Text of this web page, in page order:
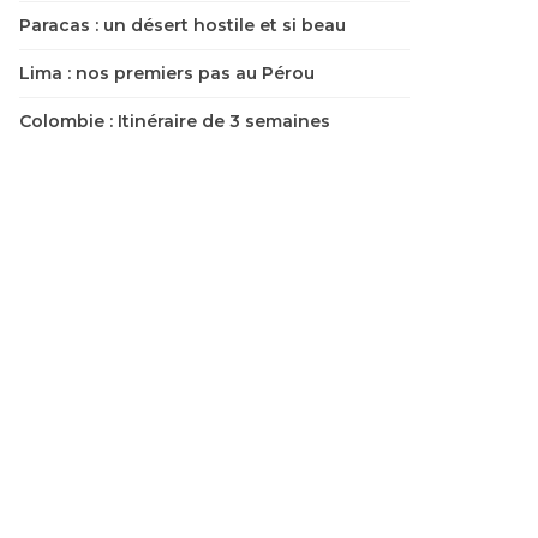
Paracas : un désert hostile et si beau
Lima : nos premiers pas au Pérou
Colombie : Itinéraire de 3 semaines